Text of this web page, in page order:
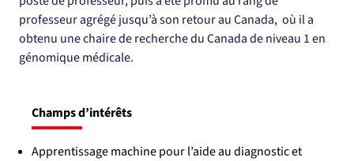
Champs d’intérêts
Apprentissage machine pour l’aide au diagnostic et
professeur agrégé jusqu’à son retour au Canada,  où il a
obtenu une chaire de recherche du Canada de niveau 1 en
génomique médicale.